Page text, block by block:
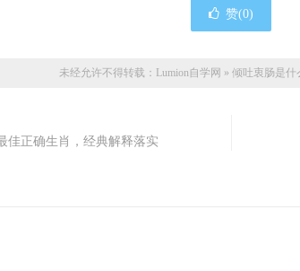
赞(0)
未经允许不得转载： Lumion自学网 » 倾吐衷肠是什
佳正确生肖，经典解释落实